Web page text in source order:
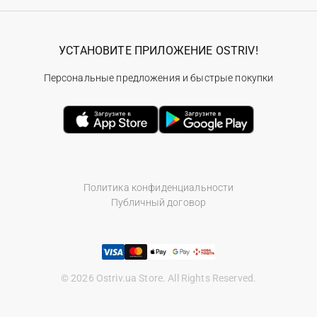
Политика конфиденциальности
Публичный договор
© 2026 Ostriv.ua Store. All Rights Reserved.
УСТАНОВИТЕ ПРИЛОЖЕНИЕ OSTRIV!
Персональные предложения и быстрые покупки